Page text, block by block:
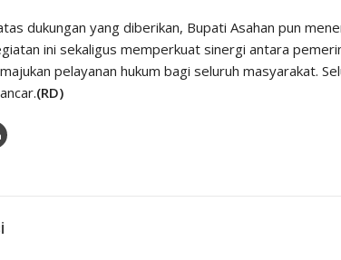
dukungan yang diberikan, Bupati Asahan pun
ini sekaligus memperkuat sinergi antara
pelayanan hukum bagi seluruh masyarakat.
(RD)